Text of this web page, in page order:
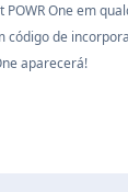
POWR One em
código de
aparecerá!